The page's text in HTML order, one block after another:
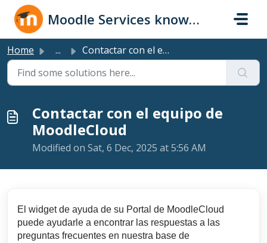
Skip to main content
Moodle Services knowledge base
Home ... Contactar con el equipo de MoodleCloud
Contactar con el equipo de
MoodleCloud
Modified on Sat, 6 Dec, 2025 at 5:56 AM
El widget de ayuda de su Portal de MoodleCloud
puede ayudarle a encontrar las respuestas a las
preguntas frecuentes en nuestra base de